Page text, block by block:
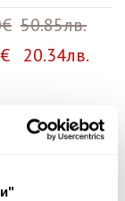
50.85лв.
20.34лв.